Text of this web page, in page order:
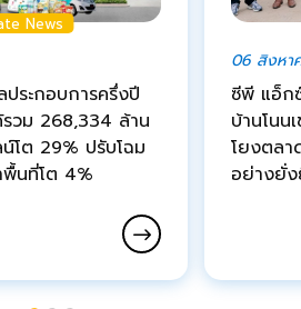
News
ระกอบการครึ่งปี
วม 268,334 ล้าน
โต 29% ปรับโฉม
พื้นที่โต 4%
06 สิงหา
ซีพี แอ็ก
บ้านโนน
โยงตลา
อย่างยั่